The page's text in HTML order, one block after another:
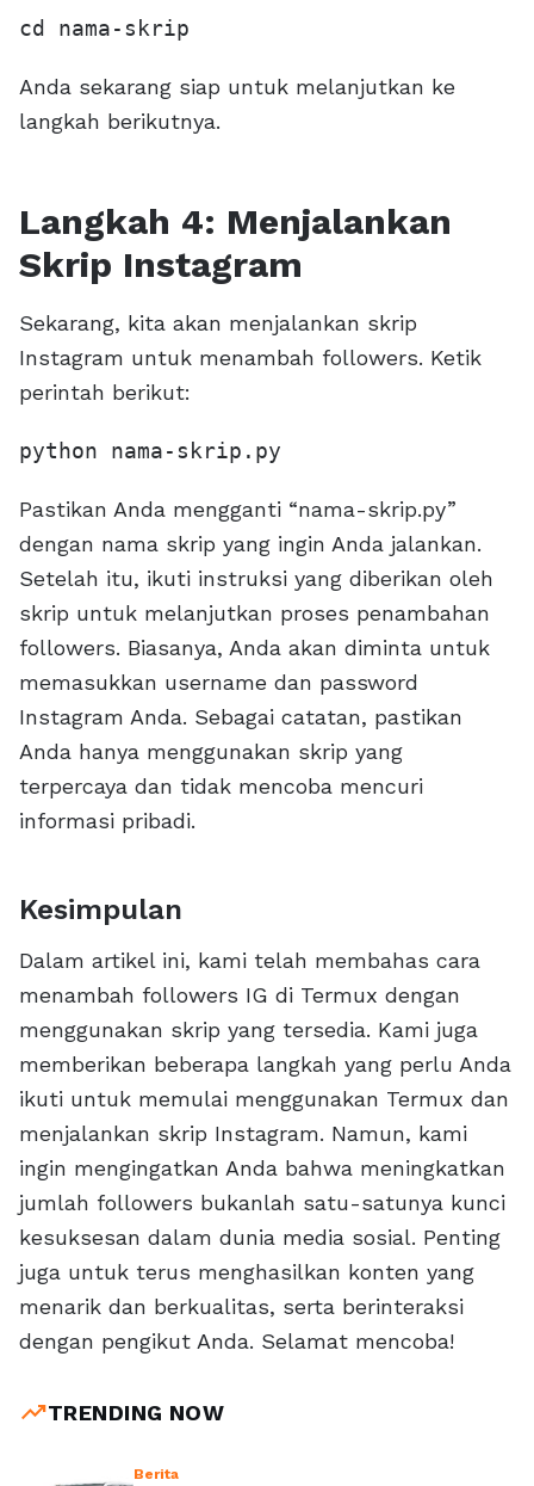
cd nama-skrip
Anda sekarang siap untuk melanjutkan ke
langkah berikutnya.
Langkah 4: Menjalankan
Skrip Instagram
Sekarang, kita akan menjalankan skrip
Instagram untuk menambah followers. Ketik
perintah berikut:
python nama-skrip.py
Pastikan Anda mengganti “nama-skrip.py”
dengan nama skrip yang ingin Anda jalankan.
Setelah itu, ikuti instruksi yang diberikan oleh
skrip untuk melanjutkan proses penambahan
followers. Biasanya, Anda akan diminta untuk
memasukkan username dan password
Instagram Anda. Sebagai catatan, pastikan
Anda hanya menggunakan skrip yang
terpercaya dan tidak mencoba mencuri
informasi pribadi.
Kesimpulan
Dalam artikel ini, kami telah membahas cara
menambah followers IG di Termux dengan
menggunakan skrip yang tersedia. Kami juga
memberikan beberapa langkah yang perlu Anda
ikuti untuk memulai menggunakan Termux dan
menjalankan skrip Instagram. Namun, kami
ingin mengingatkan Anda bahwa meningkatkan
jumlah followers bukanlah satu-satunya kunci
kesuksesan dalam dunia media sosial. Penting
juga untuk terus menghasilkan konten yang
menarik dan berkualitas, serta berinteraksi
dengan pengikut Anda. Selamat mencoba!
trending_upTRENDING NOW
Berita